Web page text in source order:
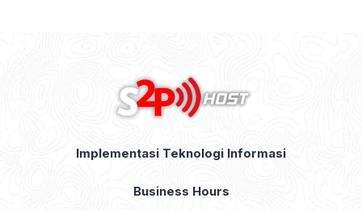
Implementasi Teknologi Informasi
Business Hours